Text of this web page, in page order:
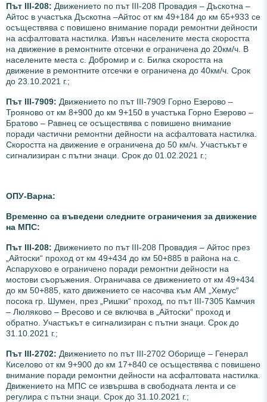
Път III-208: Движението по път ІІІ-208 Провадия – Дъскотна –
Айтос в участъка Дъскотна –Айтос от км 49+184 до км 65+933 се
осъществява с повишено внимание поради ремонтни дейности
на асфалтовата настилка. Извън населените места скоростта
на движение в ремонтните отсечки е ограничена до 20км/ч. В
населените места с. Добромир и с. Билка скоростта на
движение в ремонтните отсечки е ограничена до 40км/ч. Срок
до 23.10.2021 г.;
Път ІІІ-7909: Движението по път III-7909 Горно Езерово –
Трояново от км 8+900 до км 9+150 в участъка Горно Езерово –
Братово – Равнец се осъществява с повишено внимание
поради частични ремонтни дейности на асфалтовата настилка.
Скоростта на движение е ограничена до 50 км/ч. Участъкът е
сигнализиран с пътни знаци. Срок до 01.02.2021 г.;
ОПУ-Варна:
Временно са въведени следните ограничения за движение
на МПС:
Път III-208: Движението по път III-208 Провадия – Айтос през
„Айтоски“ проход от км 49+434 до км 50+885 в района на с.
Аспарухово е ограничено поради ремонтни дейности на
мостови съоръжения. Ограничава се движението от км 49+434
до км 50+885, като движението се насочва към АМ „Хемус“
посока гр. Шумен, през „Ришки“ проход, по път III-7305 Камчия
– Люляково – Вресово и се включва в „Айтоски“ проход и
обратно. Участъкът е сигнализиран с пътни знаци. Срок до
31.10.2021 г.;
Път III-2702: Движението по път III-2702 Оборище – Генерал
Киселово от км 9+900 до км 17+840 се осъществява с повишено
внимание поради ремонтни дейности на асфалтовата настилка.
Движението на МПС се извършва в свободната лента и се
регулира с пътни знаци. Срок до 31.10.2021 г.;